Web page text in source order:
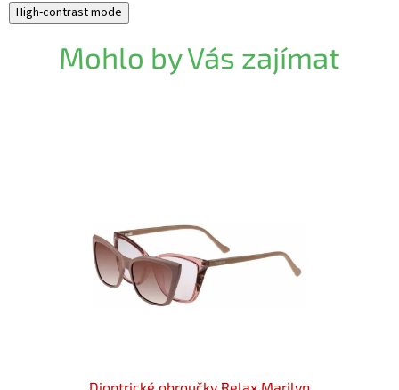
High-contrast mode
Mohlo by Vás zajímat